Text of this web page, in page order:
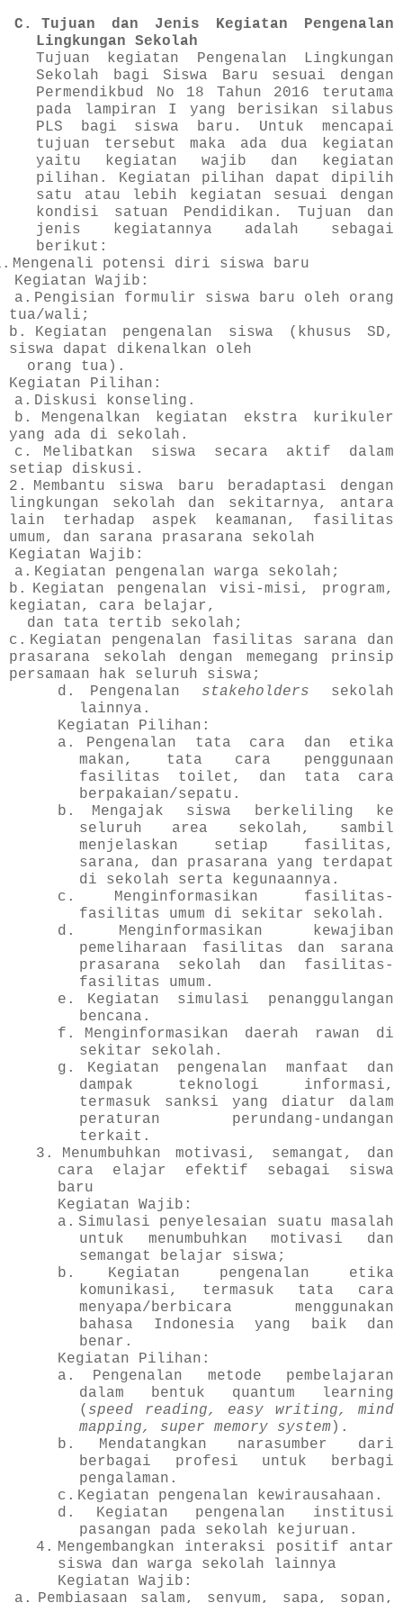
C.
Tujuan dan Jenis Kegiatan Pengenalan
Lingkungan Sekolah
Tujuan kegiatan Pengenalan Lingkungan
Sekolah bagi Siswa Baru sesuai dengan
Permendikbud No 18 Tahun 2016 terutama
pada lampiran I yang berisikan silabus
PLS bagi siswa baru. Untuk mencapai
tujuan tersebut maka ada dua kegiatan
yaitu kegiatan wajib dan kegiatan
pilihan. Kegiatan pilihan dapat dipilih
satu atau lebih kegiatan sesuai dengan
kondisi satuan Pendidikan. Tujuan dan
jenis kegiatannya adalah sebagai
berikut:
Mengenali potensi diri siswa baru
Kegiatan Wajib:
a. Pengisian formulir siswa baru oleh orang
tua/wali;
b.
Kegiatan pengenalan siswa (khusus SD,
siswa dapat dikenalkan oleh
orang tua).
Kegiatan Pilihan:
a. Diskusi konseling.
b.
Mengenalkan kegiatan ekstra kurikuler
yang ada di sekolah.
c.
Melibatkan siswa secara aktif dalam
setiap diskusi.
2.
Membantu siswa baru beradaptasi dengan
lingkungan sekolah dan sekitarnya, antara
lain terhadap aspek keamanan, fasilitas
umum, dan sarana prasarana sekolah
Kegiatan Wajib:
a. Kegiatan pengenalan warga sekolah;
b.
Kegiatan pengenalan visi-misi, program,
kegiatan, cara belajar,
dan tata tertib sekolah;
c. Kegiatan pengenalan fasilitas sarana dan
prasarana sekolah dengan memegang prinsip
persamaan hak seluruh siswa;
d.
Pengenalan stakeholders sekolah
lainnya.
Kegiatan Pilihan:
a.
Pengenalan tata cara dan etika
makan, tata cara penggunaan
fasilitas toilet, dan tata cara
berpakaian/sepatu.
b.
Mengajak siswa berkeliling ke
seluruh area sekolah, sambil
menjelaskan setiap fasilitas,
sarana, dan prasarana yang terdapat
di sekolah serta kegunaannya.
c.
Menginformasikan fasilitas-
fasilitas umum di sekitar sekolah.
d.
Menginformasikan kewajiban
pemeliharaan fasilitas dan sarana
prasarana sekolah dan fasilitas-
fasilitas umum.
e.
Kegiatan simulasi penanggulangan
bencana.
f.
Menginformasikan daerah rawan di
sekitar sekolah.
g.
Kegiatan pengenalan manfaat dan
dampak teknologi informasi,
termasuk sanksi yang diatur dalam
peraturan perundang-undangan
terkait.
3.
Menumbuhkan motivasi, semangat, dan
cara elajar efektif sebagai siswa
baru
Kegiatan Wajib:
a. Simulasi penyelesaian suatu masalah
untuk menumbuhkan motivasi dan
semangat belajar siswa;
b.
Kegiatan pengenalan etika
komunikasi, termasuk tata cara
menyapa/berbicara menggunakan
bahasa Indonesia yang baik dan
benar.
Kegiatan Pilihan:
a.
Pengenalan metode pembelajaran
dalam bentuk quantum learning
( speed reading, easy writing, mind
mapping, super memory system).
b.
Mendatangkan narasumber dari
berbagai profesi untuk berbagi
pengalaman.
c. Kegiatan pengenalan kewirausahaan.
d.
Kegiatan pengenalan institusi
pasangan pada sekolah kejuruan.
4. Mengembangkan interaksi positif antar
siswa dan warga sekolah lainnya
Kegiatan Wajib:
a.
Pembiasaan salam, senyum, sapa, sopan,